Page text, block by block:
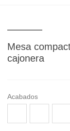
Mesa
cajonera
Acabados